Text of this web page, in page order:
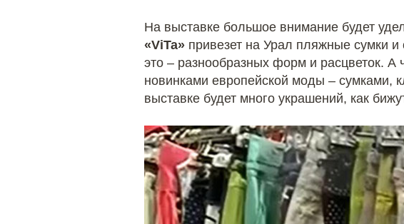
На выставке большое внимание будет
«ViTa» привезет на Урал пляжные сумки и
это – разнообразных форм и расцветок. А
новинками европейской моды – сумками,
выставке будет много украшений, как